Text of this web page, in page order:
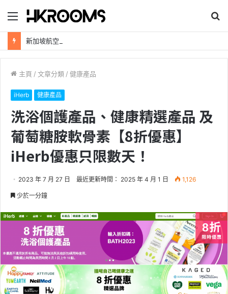
目
錄
尋
主頁 / 文章分類 / 健康產品
iHerb 健康產品
洗浴個護產品、健康精選產品 及
葡萄糖胺軟骨素【8折優惠】
iHerb優惠只限數天！
2023 年 7 月 27 日 最近更新時間： 2025 年 4 月 1 日 1,126
少於一分鐘